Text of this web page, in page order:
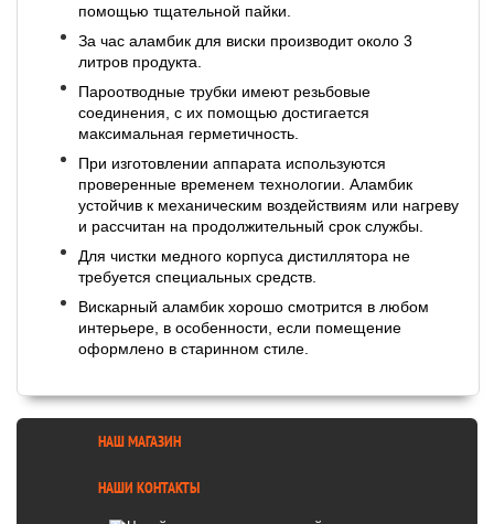
помощью тщательной пайки.
За час аламбик для виски производит около 3
литров продукта.
Пароотводные трубки имеют резьбовые
соединения, с их помощью достигается
максимальная герметичность.
При изготовлении аппарата используются
проверенные временем технологии. Аламбик
устойчив к механическим воздействиям или нагреву
и рассчитан на продолжительный срок службы.
Для чистки медного корпуса дистиллятора не
требуется специальных средств.
Вискарный аламбик хорошо смотрится в любом
интерьере, в особенности, если помещение
оформлено в старинном стиле.
НАШ МАГАЗИН
НАШИ КОНТАКТЫ